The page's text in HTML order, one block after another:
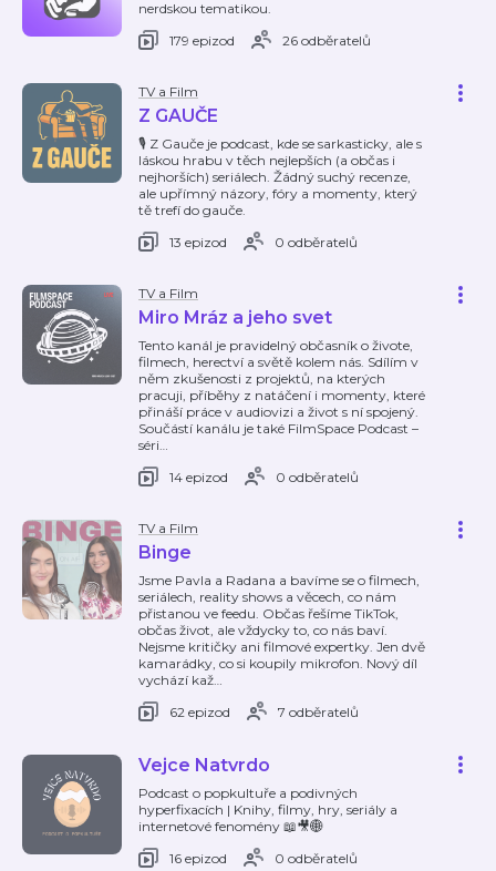
nerdskou tematikou.
179 epizod
26 odběratelů
TV a Film
Z GAUČE
🎙️ Z Gauče je podcast, kde se sarkasticky, ale s
láskou hrabu v těch nejlepších (a občas i
nejhorších) seriálech. Žádný suchý recenze,
ale upřímný názory, fóry a momenty, který
tě trefí do gauče.
13 epizod
0 odběratelů
TV a Film
Miro Mráz a jeho svet
Tento kanál je pravidelný občasník o živote,
filmech, herectví a světě kolem nás. Sdílím v
něm zkušenosti z projektů, na kterých
pracuji, příběhy z natáčení i momenty, které
přináší práce v audiovizi a život s ní spojený.
Součástí kanálu je také FilmSpace Podcast –
séri…
14 epizod
0 odběratelů
TV a Film
Binge
Jsme Pavla a Radana a bavíme se o filmech,
seriálech, reality shows a věcech, co nám
přistanou ve feedu. Občas řešíme TikTok,
občas život, ale vždycky to, co nás baví.
Nejsme kritičky ani filmové expertky. Jen dvě
kamarádky, co si koupily mikrofon. Nový díl
vychází kaž…
62 epizod
7 odběratelů
Vejce Natvrdo
Podcast o popkultuře a podivných
hyperfixacích | Knihy, filmy, hry, seriály a
internetové fenomény 📖🎥🌐
16 epizod
0 odběratelů